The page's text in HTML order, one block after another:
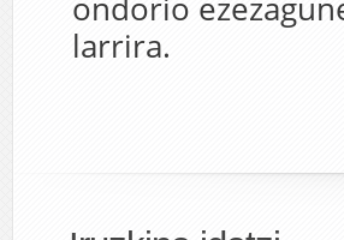
ondorio
larrira.